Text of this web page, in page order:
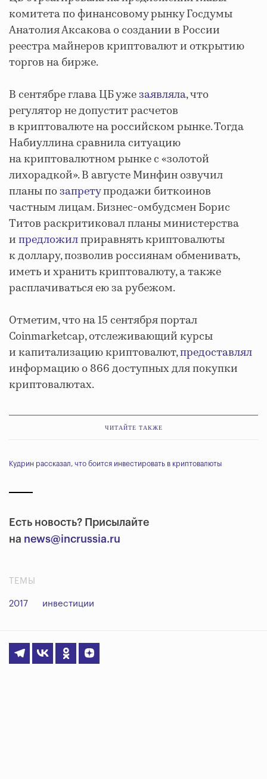
комитета по финансовому рынку Госдумы
Анатолия Аксакова о создании в России
реестра майнеров криптовалют и открытию
торгов на бирже.
В сентябре глава ЦБ ужезаявляла, что
регулятор не допустит расчетов
в криптовалюте на российском рынке. Тогда
Набиуллина сравнила ситуацию
на криптовалютном рынке с «золотой
лихорадкой». В августе Минфин озвучил
планы позапретупродажи биткоинов
частным лицам. Бизнес-омбудсмен Борис
Титов раскритиковал планы министерства
ипредложилприравнять криптовалюты
к доллару, позволив россиянам обменивать,
иметь и хранить криптовалюту, а также
расплачиваться ею за рубежом.
Отметим, что на 15 сентября портал
Coinmarketcap, отслеживающий курсы
и капитализацию криптовалют,предоставлял
информацию о 866 доступных для покупки
криптовалютах.
ЧИТАЙТЕ ТАКЖЕ
Кудрин рассказал, что боится инвестировать в криптовалюты
Есть новость? Присылайте
на news@incrussia.ru
ТЕМЫ
2017 инвестиции